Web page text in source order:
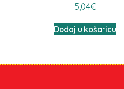
5,04€
Dodaj u košaricu